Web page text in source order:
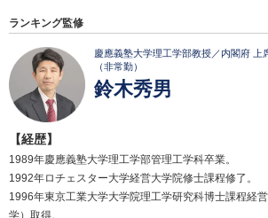
ランキング監修
慶應義塾大学理工学部教授／内閣府 上
（非常勤）
鈴木秀男
【経歴】
1989年慶應義塾大学理工学部管理工学科卒業。
1992年ロチェスター大学経営大学院修士課程修了。
1996年東京工業大学大学院理工学研究科博士課程経